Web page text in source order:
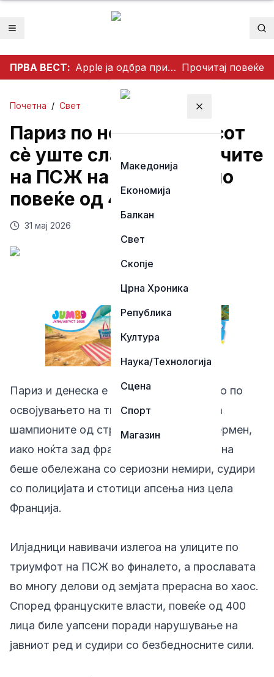
Отвори мени
ПРВА ВЕСТ: Apple ја одбра приватноста на корисниците: Одби да создаде пристап за полицијата до iCloud податоците Прочитај повеќе
Затвори мени
Македонија
Економија
Балкан
Свет
Скопје
Црна Хроника
Република
Култура
Наука/Технологија
Сцена
Спорт
Магазин
Почетна / Свет
Париз по ноќта на хаосот
сè уште слави: Навивачите
на ПСЖ на улиците и по
повеќе од 400 апсења
31 мај 2026
Париз и денеска е во знакот на славјето по
освојувањето на титулата во Лигата на
шампионите од страна на Пари Сен Жермен,
иако ноќта зад француската престолнина
беше обележана со сериозни немири, судири
со полицијата и стотици апсења низ цела
Франција.
Илјадници навивачи излегоа на улиците по
триумфот на ПСЖ во финалето, а прославата
во многу делови од земјата прерасна во хаос.
Според француските власти, повеќе од 400
лица биле уапсени поради нарушување на
јавниот ред и судири со безбедносните сили.